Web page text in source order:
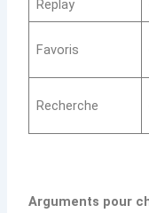
Replay
Favoris
Recherche
Arguments pour